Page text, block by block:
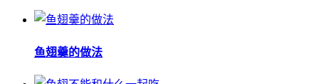
鱼翅羹的做法